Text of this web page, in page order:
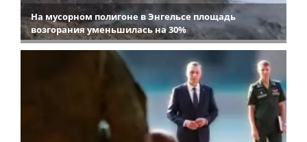
На мусорном полигоне в Энгельсе площадь
возгорания уменьшилась на 30%